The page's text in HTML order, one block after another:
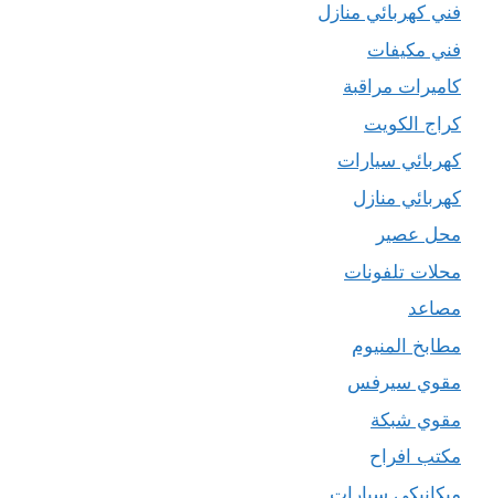
فني كهربائي منازل
فني مكيفات
كاميرات مراقبة
كراج الكويت
كهربائي سيارات
كهربائي منازل
محل عصير
محلات تلفونات
مصاعد
مطابخ المنيوم
مقوي سيرفس
مقوي شبكة
مكتب افراح
ميكانيكي سيارات